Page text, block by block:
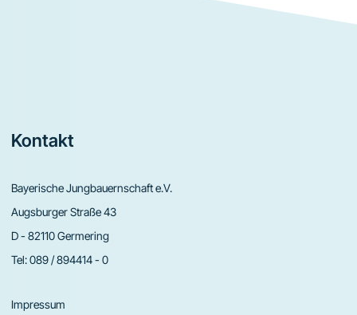
Footer
Kontakt
Bayerische Jungbauernschaft e.V.
Augsburger Straße 43
D - 82110 Germering
Tel:089 / 894414 - 0
Impressum